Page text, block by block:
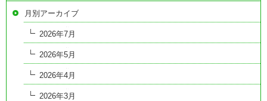
月別アーカイブ
2026年7月
2026年5月
2026年4月
2026年3月